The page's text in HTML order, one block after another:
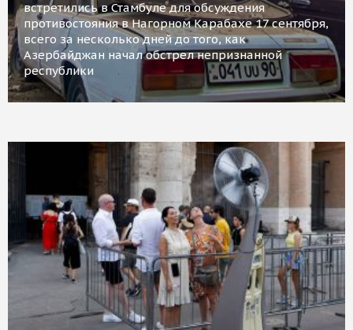
встретились в Стамбуле для обсуждения
противостояния в Нагорном Карабахе 17 сентября,
всего за несколько дней до того, как
Азербайджан начал обстрел непризнанной
республики